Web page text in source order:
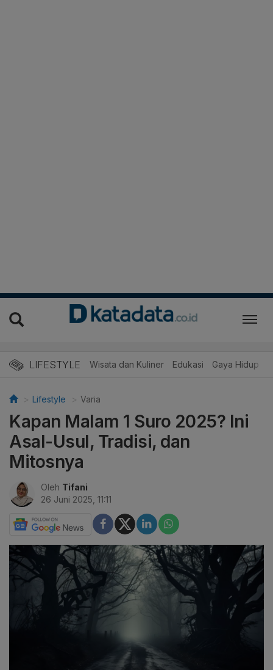
LIFESTYLE Wisata dan Kuliner Edukasi Gaya Hidup
Lifestyle Varia
Kapan Malam 1 Suro 2025? Ini
Asal-Usul, Tradisi, dan
Mitosnya
Oleh Tifani
26 Juni 2025, 11:11